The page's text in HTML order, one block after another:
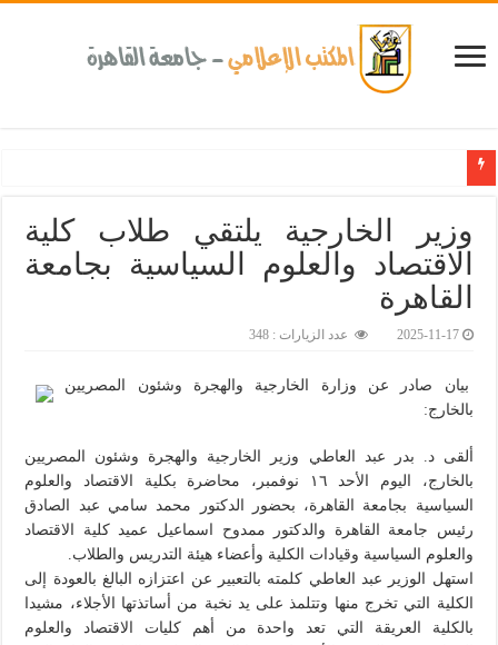
وزير الخارجية يلتقي طلاب كلية
الاقتصاد والعلوم السياسية بجامعة
القاهرة
2025-11-17 عدد الزيارات : 348
بيان صادر عن وزارة الخارجية والهجرة وشئون المصريين
بالخارج:
ألقى د. بدر عبد العاطي وزير الخارجية والهجرة وشئون المصريين
بالخارج، اليوم الأحد ١٦ نوفمبر، محاضرة بكلية الاقتصاد والعلوم
السياسية بجامعة القاهرة، بحضور الدكتور محمد سامي عبد الصادق
رئيس جامعة القاهرة والدكتور ممدوح اسماعيل عميد كلية الاقتصاد
والعلوم السياسية وقيادات الكلية وأعضاء هيئة التدريس والطلاب.
استهل الوزير عبد العاطي كلمته بالتعبير عن اعتزازه البالغ بالعودة إلى
الكلية التي تخرج منها وتتلمذ على يد نخبة من أساتذتها الأجلاء، مشيدا
بالكلية العريقة التي تعد واحدة من أهم كليات الاقتصاد والعلوم